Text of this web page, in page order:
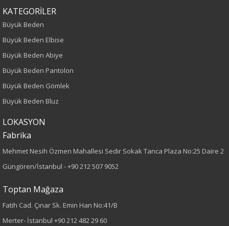
Bel
Yüksek Bel
Büyük Beden
110
Paça Tipi
Kumaş Tipi
KATEGORİLER
Büyük Beden
Büyük Beden Elbise
Büyük Beden Abiye
Büyük Beden Pantolon
Büyük Beden Gömlek
Büyük Beden Bluz
LOKASYON
Fabrika
Mehmet Nesih Özmen Mahallesi Sedir Sokak Tanca Plaza No:25 Daire 2
Güngören/İstanbul -+90 212 507 9052
Toptan Mağaza
Fatih Cad. Çınar Sk. Emin Han No:41/B
Merter- İstanbul +90 212 482 29 60